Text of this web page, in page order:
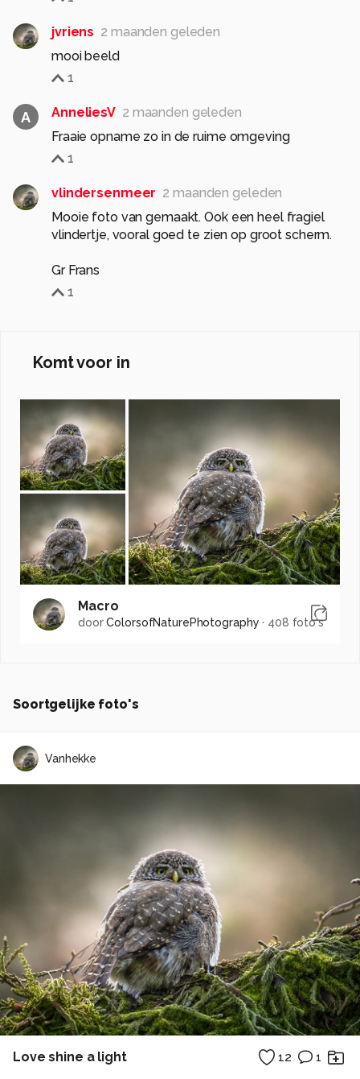
jvriens 2 maanden geleden
mooi beeld
1
A AnneliesV 2 maanden geleden
Fraaie opname zo in de ruime omgeving
1
vlindersenmeer 2 maanden geleden
Mooie foto van gemaakt. Ook een heel fragiel
vlindertje, vooral goed te zien op groot scherm.
Gr Frans
1
Komt voor in
Macro
doorColorsofNaturePhotography · 408 foto's
Soortgelijke foto's
Vanhekke
Love shine a light 12 1